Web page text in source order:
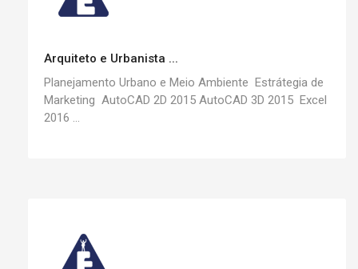
Arquiteto e Urbanista ...
Planejamento Urbano e Meio Ambiente Estrátegia de
Marketing AutoCAD 2D 2015 AutoCAD 3D 2015 Excel
2016 ...